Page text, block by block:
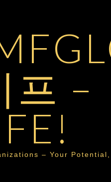
프 –
– Your